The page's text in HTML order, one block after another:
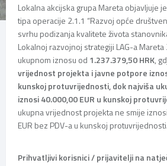
Lokalna akcijska grupa Mareta objavljuje
tipa operacije 2.1.1 “Razvoj opće
svrhu podizanja kvalitete života
Lokalnoj razvojnoj strategiji LAG-a
ukupnom iznosu od 1.237.379,50 HRK,
vrijednost projekta i javne potpore
kunskoj protuvrijednosti, dok najviša
iznosi 40.000,00 EUR u kunskoj
ukupna vrijednost projekta ne smije
EUR bez PDV-a u kunskoj protuvrijednosti.
Prihvatljivi korisnici / prijavitelji na